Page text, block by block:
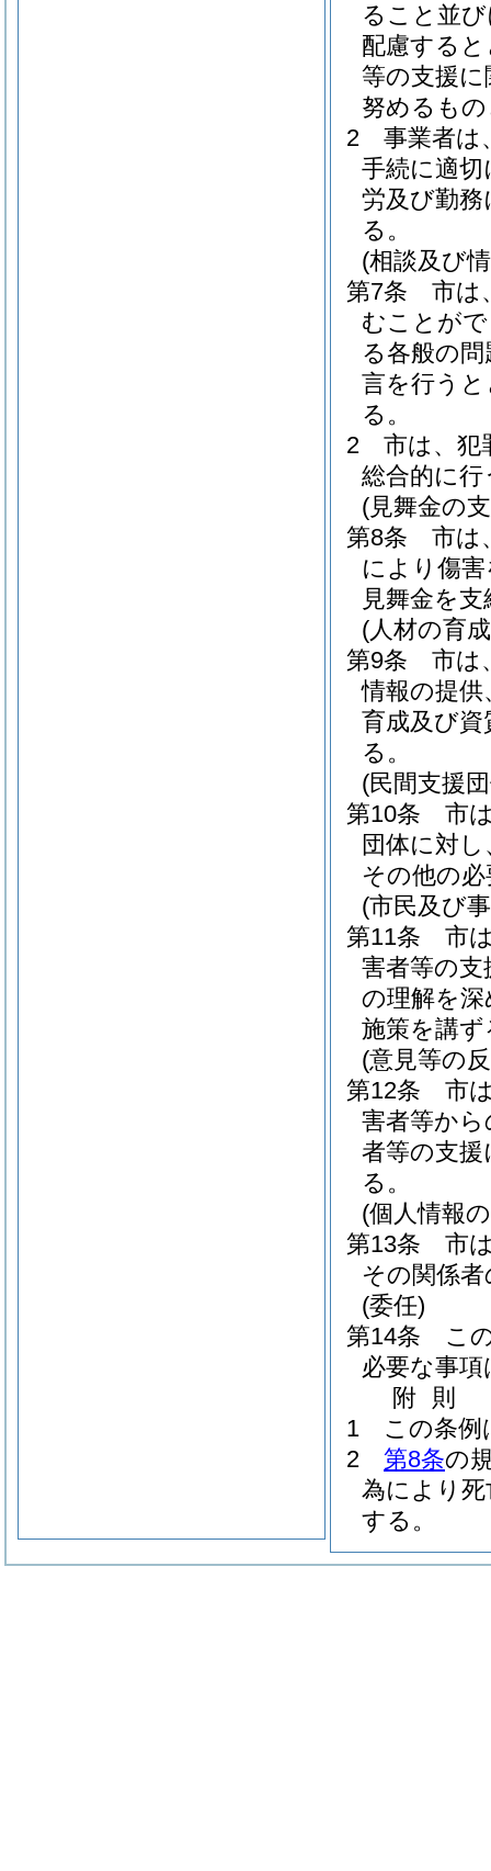
ること並
配慮する
等の支援
努めるも
2
事業者は
手続に適
労及び勤
る。
(相談及び
第7条
市は
むことが
る各般の
言を行う
る。
2
市は、犯
総合的に
(見舞金の
第8条
市は
により傷
見舞金を
(人材の育
第9条
市は
情報の提
育成及び
る。
(民間支援
第10条
市
団体に対
その他の
(市民及び
第11条
市
害者等の
の理解を
施策を講
(意見等の
第12条
市
害者等か
者等の支
る。
(個人情報
第13条
市
その関係
(委任)
第14条
こ
必要な事
附 則
1
この条例
2
第8条の
為により
する。